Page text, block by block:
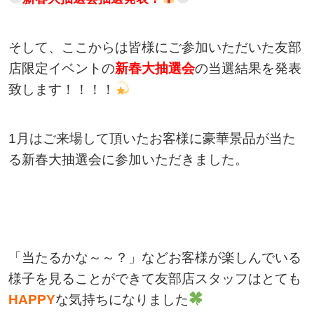
そして、ここからは皆様にご参加いただいた友部
店限定イベントの新春大抽選会の当選結果を発表
致します！！！！
1月はご来場して頂いたお客様に豪華景品が当た
る新春大抽選会に参加いただきました。
「当たるかな～～？」などお客様が楽しんでいる
様子を見ることができて友部店スタッフはとても
HAPPYな気持ちになりました